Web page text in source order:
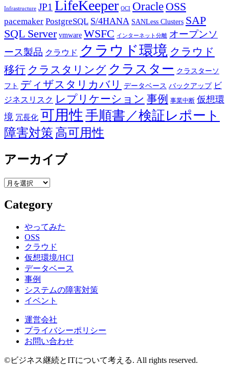
Infrastructure JP1 LifeKeeper OCI Oracle OSS
pacemaker PostgreSQL S/4HANA SANLess Clusters SAP
SQL Server vmware WSFC インターネット分離 オープンソ
ース製品 クラウド クラウド環境 クラウド
移行 クラスタリング クラスター クラスターソ
フト ディザスタリカバリ データベース バックアップ ビ
ジネスリスク レプリケーション 事例 事業中断 仮想環
境 冗長化 可用性 手順書／検証レポート
障害対策 高可用性
アーカイブ
ア
カ
Category
やってみた
OSS
クラウド
仮想環境/HCI
データベース
事例
システムの障害対策
イベント
運営会社
プライバシーポリシー
お問い合わせ
©ビジネス継続とITについて考える. All rights reserved.